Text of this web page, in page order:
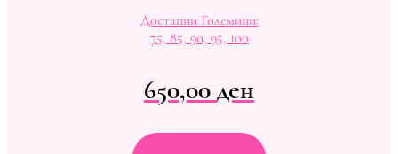
Достапни Големини:
75, 85, 90, 95, 100
650,00ден